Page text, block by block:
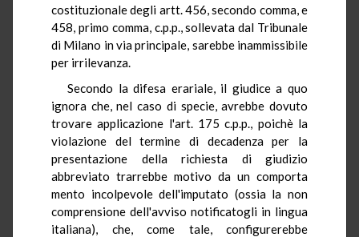
costituzionale degli artt. 456, secondo comma, e
458, primo comma, c.p.p., sollevata dal Tribunale
di Milano in via principale, sarebbe inammissibile
per irrilevanza.
Secondo la difesa erariale, il giudice a quo
ignora che, nel caso di specie, avrebbe dovuto
trovare applicazione l'art. 175 c.p.p., poichè la
violazione del termine di decadenza per la
presentazione della richiesta di giudizio
abbreviato trarrebbe motivo da un comporta
mento incolpevole dell'imputato (ossia la non
comprensione dell'avviso notificatogli in lingua
italiana), che, come tale, configurerebbe